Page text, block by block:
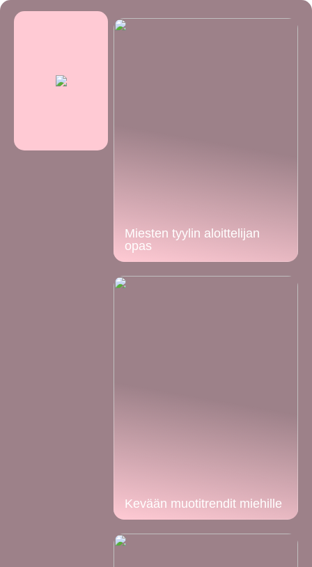
Miesten tyylin aloittelijan
opas
Kevään muotitrendit miehille